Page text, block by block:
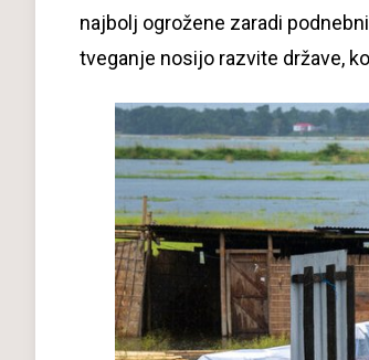
najbolj ogrožene zaradi
tveganje nosijo razvite države,